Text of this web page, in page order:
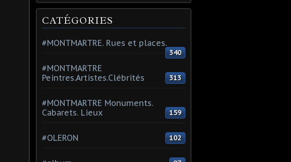
CATÉGORIES
#MONTMARTRE. Rues et places.
340
#MONTMARTRE
Peintres.Artistes.Clébrités
313
#MONTMARTRE Monuments.
Cabarets. Lieux
159
#OLERON 102